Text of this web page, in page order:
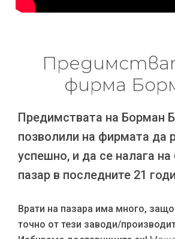
фирма
Предимствата на Борман
позволили на фирмата да
успешно, и да се налага
пазар в последните 21
Врати на пазара има много,
точно от тези заводи/